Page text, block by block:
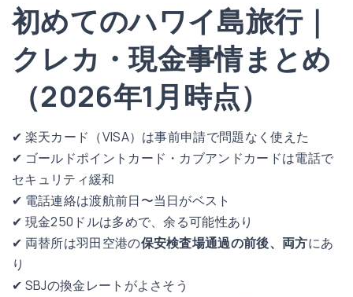
初めてのハワイ島旅行｜
クレカ・現金事情まとめ
（2026年1月時点）
✔ 楽天カード（VISA）は事前申請で問題なく使えた
✔ ゴールドポイントカード・カブアンドカードは電話で
セキュリティ緩和
✔ 電話連絡は渡航前日〜当日がベスト
✔ 現金250ドルは多めで、余る可能性あり
✔ 両替所は羽田空港の保安検査場通過の前後、両方にあ
り
✔ SBJの換金レートがよさそう